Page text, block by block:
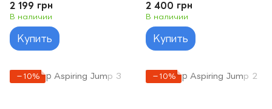
2 199 грн
В наличии
Купить
2 400 грн
В наличии
Купить
−10% −10%